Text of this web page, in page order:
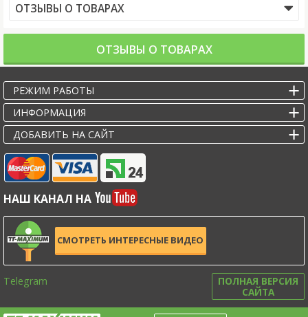
ОТЗЫВЫ О ТОВАРАХ
ОТЗЫВЫ О ТОВАРАХ
РЕЖИМ РАБОТЫ
ИНФОРМАЦИЯ
ДОБАВИТЬ НА САЙТ
НАШ КАНАЛ НА
СМОТРЕТЬ ИНТЕРЕСНЫЕ ВИДЕО
Telegram
ПОЛНАЯ ВЕРСИЯ
САЙТА